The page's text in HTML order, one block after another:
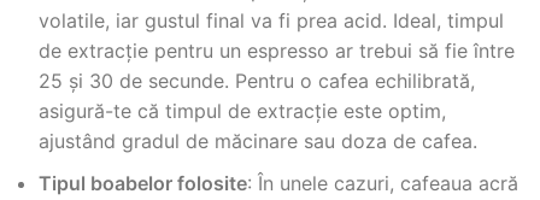
volatile, iar gustul final va fi prea acid. Ideal, timpul
de extracție pentru un espresso ar trebui să fie între
25 și 30 de secunde. Pentru o cafea echilibrată,
asigură-te că timpul de extracție este optim,
ajustând gradul de măcinare sau doza de cafea.
Tipul boabelor folosite: În unele cazuri, cafeaua acră